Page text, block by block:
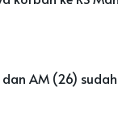
AM (26)